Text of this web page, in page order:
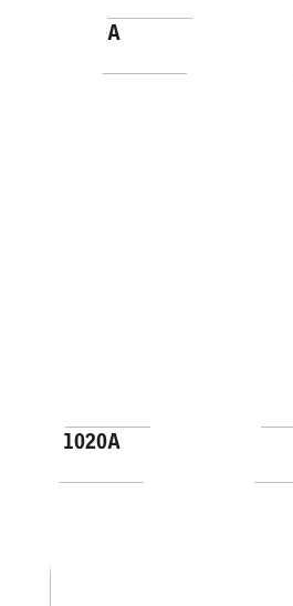
A8820A
A1020A